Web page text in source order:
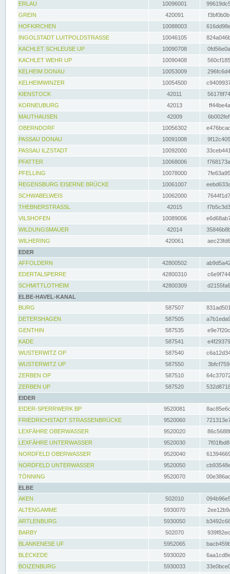
ERLAU
10096001
GREIN
420091
HOFKIRCHEN
10088003
INGOLSTADT LUITPOLDSTRASSE
10046105
KACHLET SCHLEUSE UP
10090708
KACHLET WEHR UP
10090408
KELHEIM DONAU
10053009
KELHEIMWINZER
10054500
KIENSTOCK
42011
KORNEUBURG
42013
MAUTHAUSEN
42009
OBERNDORF
10056302
PASSAU DONAU
10091008
PASSAU ILZSTADT
10092000
PFATTER
10068006
PFELLING
10078000
REGENSBURG EISERNE BRÜCKE
10061007
SCHWABELWEIS
10062000
THEBNERSTRASSL
42015
VILSHOFEN
10089006
WILDUNGSMAUER
42014
WILHERING
420061
EDER
AFFOLDERN
42800502
EDERTALSPERRE
42800310
SCHMITTLOTHEIM
42800309
ELBE-HAVEL-KANAL
BURG
587507
DETERSHAGEN
587505
GENTHIN
587535
KADE
587541
WUSTERWITZ OP
587540
WUSTERWITZ UP
587550
ZERBEN OP
587510
ZERBEN UP
587520
EIDER
EIDER-SPERRWERK BP
9520081
FRIEDRICHSTADT STRASSENBRÜCKE
9520060
LEXFÄHRE OBERWASSER
9520020
LEXFÄHRE UNTERWASSER
9520030
NORDFELD OBERWASSER
9520040
NORDFELD UNTERWASSER
9520050
TÖNNING
9520070
ELBE
AKEN
502010
ALTENGAMME
5930070
ARTLENBURG
5930050
BARBY
502070
BLANKENESE UF
5952065
BLECKEDE
5930020
BOIZENBURG
5930033